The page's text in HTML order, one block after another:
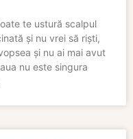
te ustură scalpul
și nu vrei să riști,
și nu ai mai avut
nu este singura